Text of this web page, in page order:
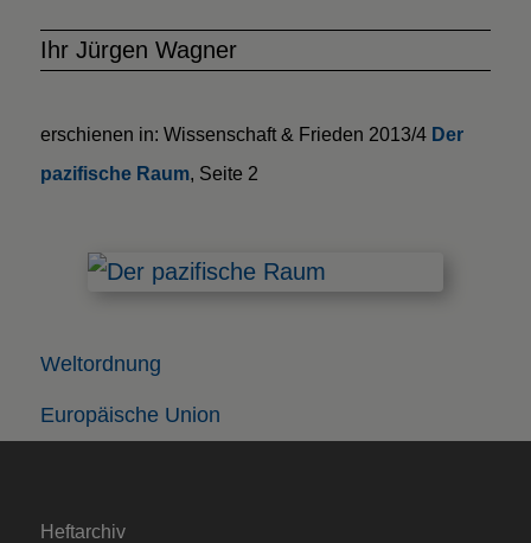
Europäische Union
Weltordnung
Ihr Jürgen Wagner
erschienen in: Wissenschaft & Frieden 2013/4 Der
pazifische Raum, Seite 2
Heftarchiv